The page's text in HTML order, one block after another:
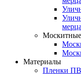
Москитные
Материалы
Пленки